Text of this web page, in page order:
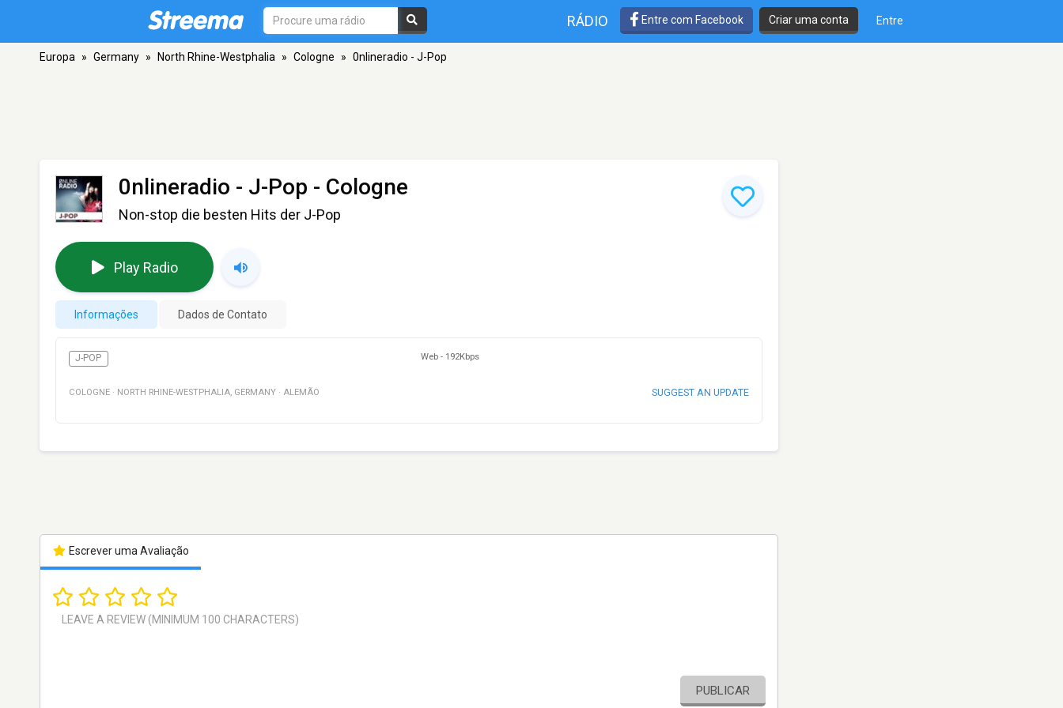
RÁDIO Entre com Facebook Criar uma conta Entre
Europa » Germany » North Rhine-Westphalia » Cologne » 0nlineradio - J-Pop
0nlineradio - J-Pop - Cologne
Non-stop die besten Hits der J-Pop
Play Radio
Informações Dados de Contato
J-POP Web - 192Kbps
COLOGNE · NORTH RHINE-WESTPHALIA, GERMANY · ALEMÃO SUGGEST AN UPDATE
Escrever uma Avaliação
PUBLICAR